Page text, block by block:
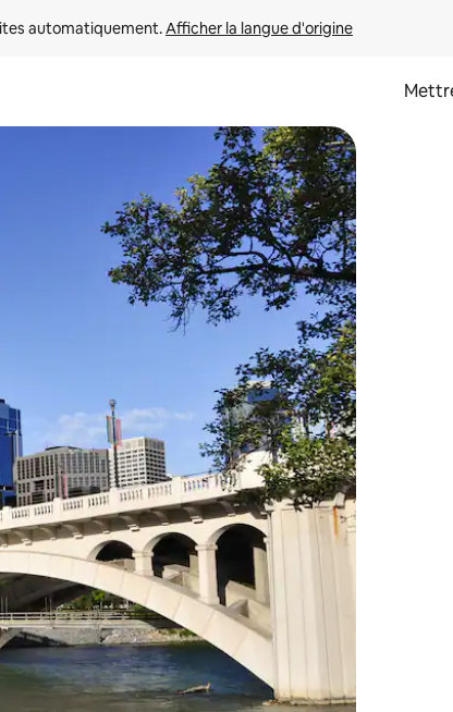
automatiquement. Afficher la langue d'origine
les parcourir ou en appuyant et en faisant glisser.